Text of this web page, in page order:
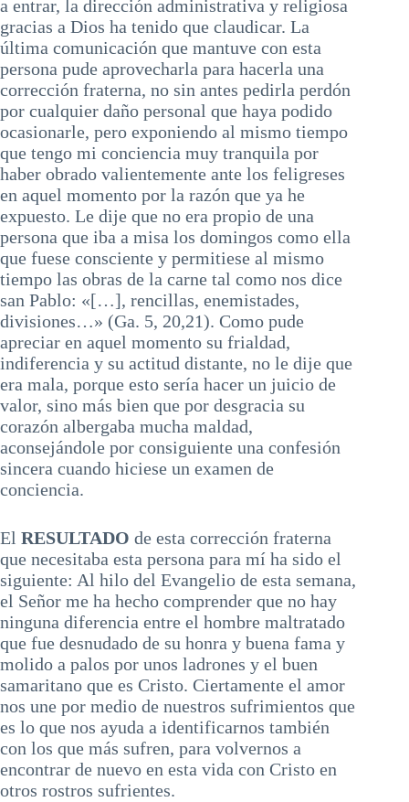
a entrar, la dirección administrativa y religiosa
gracias a Dios ha tenido que claudicar. La
última comunicación que mantuve con esta
persona pude aprovecharla para hacerla una
corrección fraterna, no sin antes pedirla perdón
por cualquier daño personal que haya podido
ocasionarle, pero exponiendo al mismo tiempo
que tengo mi conciencia muy tranquila por
haber obrado valientemente ante los feligreses
en aquel momento por la razón que ya he
expuesto. Le dije que no era propio de una
persona que iba a misa los domingos como ella
que fuese consciente y permitiese al mismo
tiempo las obras de la carne tal como nos dice
san Pablo: «[…], rencillas, enemistades,
divisiones…» (Ga. 5, 20,21). Como pude
apreciar en aquel momento su frialdad,
indiferencia y su actitud distante, no le dije que
era mala, porque esto sería hacer un juicio de
valor, sino más bien que por desgracia su
corazón albergaba mucha maldad,
aconsejándole por consiguiente una confesión
sincera cuando hiciese un examen de
conciencia.
El RESULTADO de esta corrección fraterna
que necesitaba esta persona para mí ha sido el
siguiente: Al hilo del Evangelio de esta semana,
el Señor me ha hecho comprender que no hay
ninguna diferencia entre el hombre maltratado
que fue desnudado de su honra y buena fama y
molido a palos por unos ladrones y el buen
samaritano que es Cristo. Ciertamente el amor
nos une por medio de nuestros sufrimientos que
es lo que nos ayuda a identificarnos también
con los que más sufren, para volvernos a
encontrar de nuevo en esta vida con Cristo en
otros rostros sufrientes.